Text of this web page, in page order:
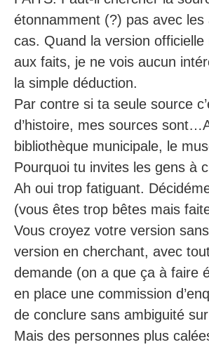
étonnamment (?) pas avec
cas. Quand la version
aux faits, je ne vois aucun
la simple déduction.
Par contre si ta seule source
d’histoire, mes sources
bibliothèque municipale, le
Pourquoi tu invites les gens à
Ah oui trop fatiguant.
(vous êtes trop bêtes mais
Vous croyez votre version
version en cherchant, avec
demande (on a que ça à faire
en place une commission
de conclure sans ambiguité
Mais des personnes plus